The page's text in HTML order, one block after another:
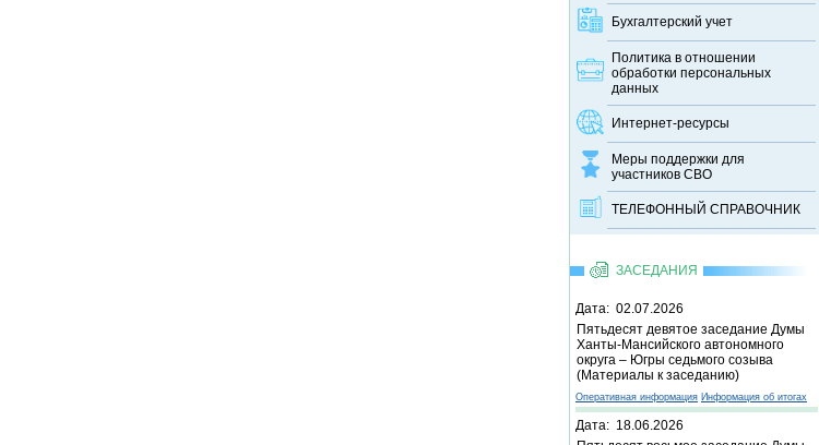
Бухгалтерский учет
Политика в отношении
обработки персональных
данных
Интернет-ресурсы
Меры поддержки для
участников СВО
ТЕЛЕФОННЫЙ CПРАВОЧНИК
ЗАСЕДАНИЯ
Дата: 02.07.2026
Пятьдесят девятое заседание Думы
Ханты-Мансийского автономного
округа – Югры седьмого созыва
(Материалы к заседанию)
Оперативная информация Информация об итогах
Дата: 18.06.2026